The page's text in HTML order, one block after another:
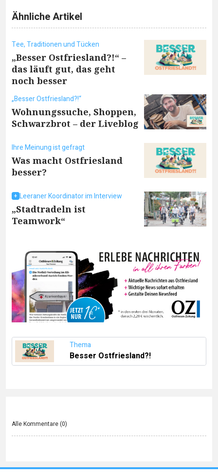
Ähnliche Artikel
Tee, Traditionen und Tücken
„Besser Ostfriesland?!“ –
das läuft gut, das geht
noch besser
„Besser Ostfriesland?!“
Wohnungssuche, Shoppen,
Schwarzbrot – der Liveblog
Ihre Meinung ist gefragt
Was macht Ostfriesland
besser?
Leeraner Koordinator im Interview
„Stadtradeln ist
Teamwork“
Thema
Besser Ostfriesland?!
Alle Kommentare (0)